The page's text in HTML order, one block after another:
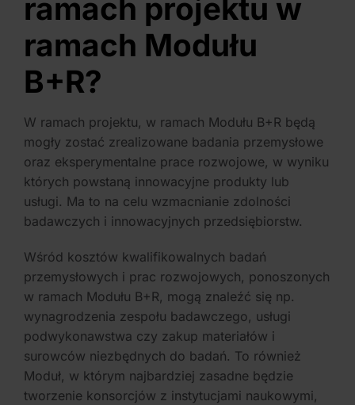
ramach projektu w
ramach Modułu
B+R?
W ramach projektu, w ramach Modułu B+R będą
mogły zostać zrealizowane badania przemysłowe
oraz eksperymentalne prace rozwojowe, w wyniku
których powstaną innowacyjne produkty lub
usługi. Ma to na celu wzmacnianie zdolności
badawczych i innowacyjnych przedsiębiorstw.
Wśród kosztów kwalifikowalnych badań
przemysłowych i prac rozwojowych, ponoszonych
w ramach Modułu B+R, mogą znaleźć się np.
wynagrodzenia zespołu badawczego, usługi
podwykonawstwa czy zakup materiałów i
surowców niezbędnych do badań. To również
Moduł, w którym najbardziej zasadne będzie
tworzenie konsorcjów z instytucjami naukowymi,